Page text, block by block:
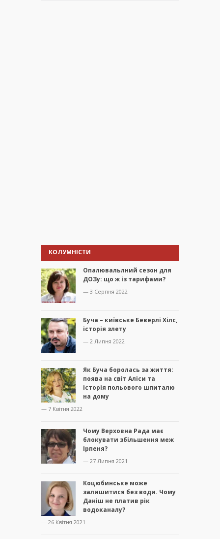
КОЛУМНІСТИ
Опалювальлний сезон для
ДОЗу: що ж із тарифами?
— 3 Серпня 2022
Буча – київське Беверлі Хілс,
історія злету
— 2 Липня 2022
Як Буча боролась за життя:
поява на світ Аліси та
історія польового шпиталю
на дому
— 7 Квітня 2022
Чому Верховна Рада має
блокувати збільшення меж
Ірпеня?
— 27 Липня 2021
Коцюбинське може
залишитися без води. Чому
Даніш не платив рік
водоканалу?
— 26 Квітня 2021